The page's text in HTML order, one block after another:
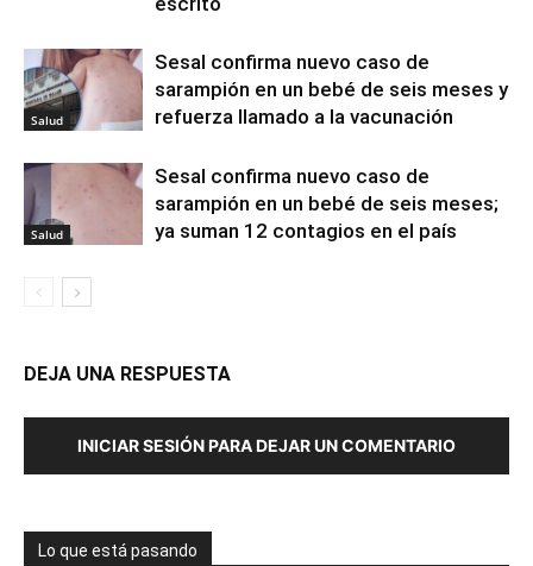
Salud
Sesal confirma nuevo caso de
sarampión en un bebé de seis meses y
refuerza llamado a la vacunación
Salud
Sesal confirma nuevo caso de
sarampión en un bebé de seis meses;
ya suman 12 contagios en el país
DEJA UNA RESPUESTA
INICIAR SESIÓN PARA DEJAR UN COMENTARIO
Lo que está pasando